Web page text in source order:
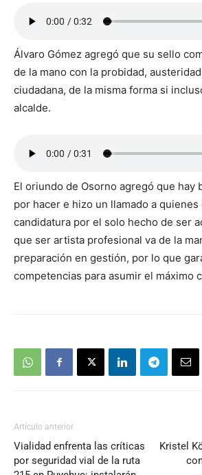
Álvaro Gómez agregó que su sello
de la mano con la probidad,
ciudadana, de la misma forma si
alcalde.
El oriundo de Osorno agregó que hay
por hacer e hizo un llamado a
candidatura por el solo hecho de ser
que ser artista profesional va de la
preparación en gestión, por lo que
competencias para asumir el máximo
Artículo anterior
Vialidad enfrenta las críticas
por seguridad vial de la ruta
Kristel